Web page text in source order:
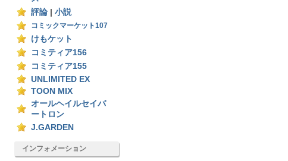
評論
小説
コミックマーケット107
けもケット
コミティア156
コミティア155
UNLIMITED EX
TOON MIX
オールヘイルセイバ
ートロン
J.GARDEN
インフォメーション